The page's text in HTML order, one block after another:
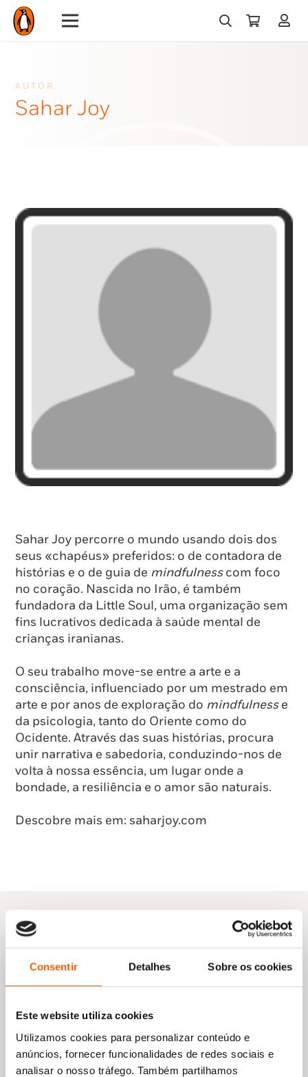
Consentir Detalhes Sobre os cookies
Este website utiliza cookies
Utilizamos cookies para personalizar conteúdo e
anúncios, fornecer funcionalidades de redes sociais e
analisar o nosso tráfego. Também partilhamos
AUTOR
Sahar Joy
Sahar Joy percorre o mundo usando dois dos
seus «chapéus» preferidos: o de contadora de
histórias e o de guia de mindfulnesscom foco
no coração. Nascida no Irão, é também
fundadora da Little Soul, uma organização sem
fins lucrativos dedicada à saúde mental de
crianças iranianas.
O seu trabalho move-se entre a arte e a
consciência, influenciado por um mestrado em
arte e por anos de exploração do mindfulnesse
da psicologia, tanto do Oriente como do
Ocidente. Através das suas histórias, procura
unir narrativa e sabedoria, conduzindo-nos de
volta à nossa essência, um lugar onde a
bondade, a resiliência e o amor são naturais.
Descobre mais em: saharjoy.com
Do mesmo autor
Nenhum resultado encontrado.